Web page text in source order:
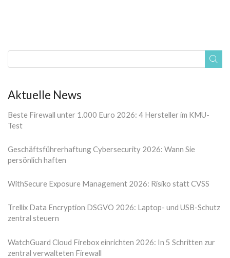
Aktuelle News
Beste Firewall unter 1.000 Euro 2026: 4 Hersteller im KMU-
Test
Geschäftsführerhaftung Cybersecurity 2026: Wann Sie
persönlich haften
WithSecure Exposure Management 2026: Risiko statt CVSS
Trellix Data Encryption DSGVO 2026: Laptop- und USB-Schutz
zentral steuern
WatchGuard Cloud Firebox einrichten 2026: In 5 Schritten zur
zentral verwalteten Firewall